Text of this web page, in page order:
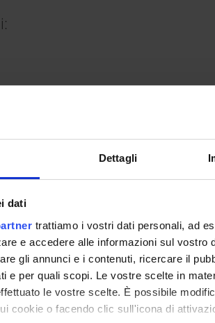
Dettagli
dati
trattiamo i vostri dati personali, ad
e accedere alle informazioni sul vostro
gli annunci e i contenuti, ricercare il
e per quali scopi. Le vostre scelte in
le vostre scelte. È possibile
cookie o facendo clic sull'icona di